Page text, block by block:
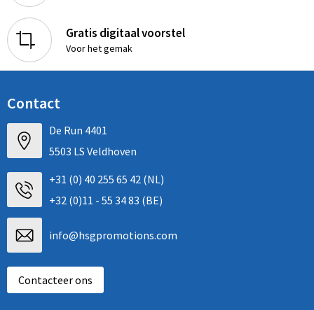
Gratis digitaal voorstel
Voor het gemak
Contact
De Run 4401
5503 LS Veldhoven
+31 (0) 40 255 65 42 (NL)
+32 (0)11 - 55 34 83 (BE)
info@hsgpromotions.com
Contacteer ons